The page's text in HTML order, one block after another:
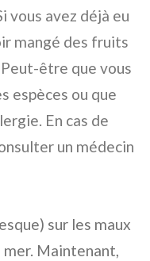
vous avez déjà eu
mangé des fruits
être que vous
espèces ou que
En cas de
un médecin
sur les maux
Maintenant,